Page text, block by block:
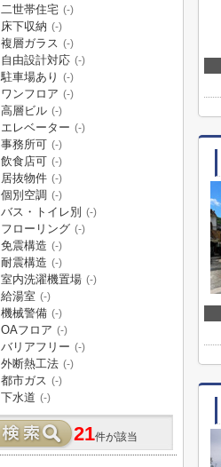
二世帯住宅 (-)
床下収納 (-)
複層ガラス (-)
自由設計対応 (-)
駐車場あり (-)
ワンフロア (-)
高層ビル (-)
エレベーター (-)
事務所可 (-)
飲食店可 (-)
居抜物件 (-)
個別空調 (-)
バス・トイレ別 (-)
フローリング (-)
免震構造 (-)
耐震構造 (-)
室内洗濯機置場 (-)
給湯室 (-)
機械警備 (-)
OAフロア (-)
バリアフリー (-)
外断熱工法 (-)
都市ガス (-)
下水道 (-)
21件が該当